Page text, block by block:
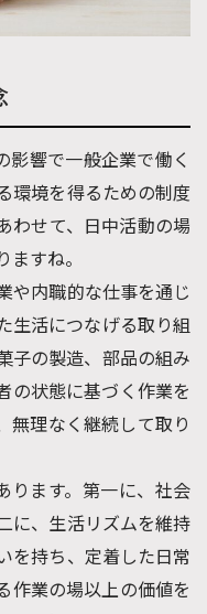
響で一般企業で働く
環境を得るための制度
わせて、日中活動の場
すね。
や内職的な仕事を通じ
生活につなげる取り組
子の製造、部品の組み
の状態に基づく作業を
無理なく継続して取り
ります。第一に、社会
に、生活リズムを維持
を持ち、定着した日常
作業の場以上の価値を